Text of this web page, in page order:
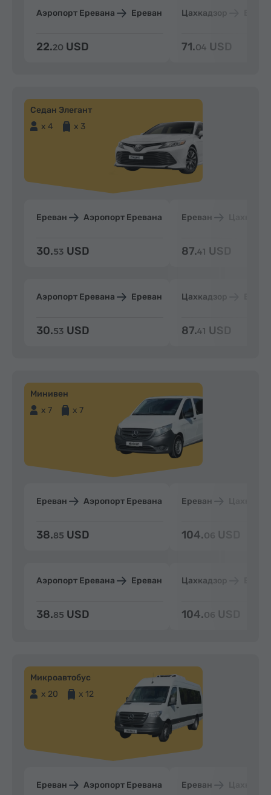
Аэропорт Еревана Ереван
22.20 USD
Цахкадзор
71.04 USD
Седан Элегант
x 4
x 3
Ереван Аэропорт Еревана
30.53 USD
Аэропорт Еревана Ереван
30.53 USD
Ереван
87.41 USD
Цахкадзор
87.41 USD
Минивен
x 7
x 7
Ереван Аэропорт Еревана
38.85 USD
Аэропорт Еревана Ереван
38.85 USD
Ереван
104.06 USD
Цахкадзор
104.06 USD
Микроавтобус
x 20
x 12
Ереван Аэропорт Еревана Ереван